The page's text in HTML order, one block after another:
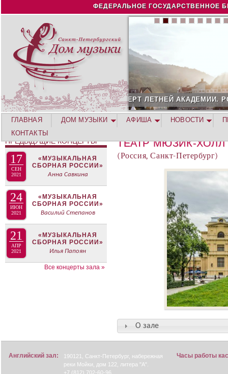
Jump to navigation
ФЕДЕРАЛЬНОЕ ГОСУДАРСТВЕННОЕ
АКАДЕМИИ. РОЗА ХУТОР СОЛИСТ АВГУСТА 2026
ТЕАТР МЮЗИК-ХОЛЛ
(Россия, Санкт-Петербург)
О зале
ГЛАВНАЯ ДОМ МУЗЫКИ АФИША НОВОСТИ
КОНТАКТЫ
ПРЕДЫДУЩИЕ КОНЦЕРТЫ
17
СЕН
2021
«МУЗЫКАЛЬНАЯ
СБОРНАЯ РОССИИ»
Анна Савкина
24
ИЮН
2021
«МУЗЫКАЛЬНАЯ
СБОРНАЯ РОССИИ»
Василий Степанов
21
АПР
2021
«МУЗЫКАЛЬНАЯ
СБОРНАЯ РОССИИ»
Илья Папоян
Все концерты зала »
Английский зал:
190121, Санкт-Петербург, набережная
реки Мойки, дом 122, литера "А".
+7 (812) 702-60-96
Часы работы